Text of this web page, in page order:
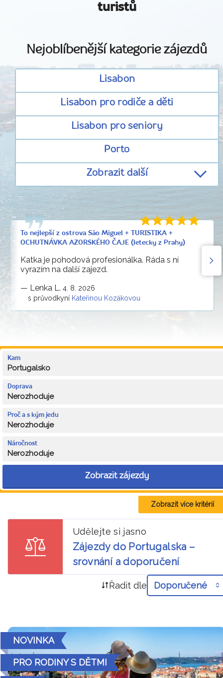
turistů
Nejoblíbenější kategorie zájezdů
Lisabon
Lisabon pro rodiče a děti
Lisabon pro seniory
Porto
Zobrazit další
To nejlepší z ostrova São Miguel + TURISTIKA +
OCHUTNÁVKA AZORSKÉHO ČAJE (letecky z Prahy)
Katka je pohodová profesionálka. Ráda s ní
vyrazím na další zajezd.
— Lenka L. 4. 8. 2026
s průvodkyní Kateřinou Kozákovou
Kam
Portugalsko
Doprava
Nerozhoduje
Proč a s kým jedu
Nerozhoduje
Náročnost
Nerozhoduje
Zobrazit zájezdy
Zobrazit více kritérií
Udělejte si jasno
Zájezdy do Portugalska –
srovnání a doporučení
Řadit dle Doporučené
NOVINKA
PRO RODINY S DĚTMI